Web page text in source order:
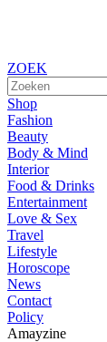
ZOEK
Shop
Fashion
Beauty
Body & Mind
Interior
Food & Drinks
Entertainment
Love & Sex
Travel
Lifestyle
Horoscope
News
Contact
Policy
Amayzine